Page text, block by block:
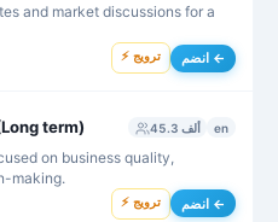
and market discussions for a
⚡ ترويج انضم ←
term) 45.3 ألف en
on business quality,
making.
⚡ ترويج انضم ←